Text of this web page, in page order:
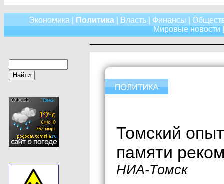
Экономика Политика| Власть| Финансы
Мировые новости
Томский
памяти
НИА-Томск